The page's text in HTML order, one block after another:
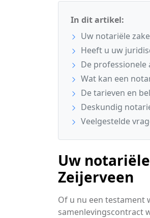
In dit artikel:
Uw notariële
Heeft u uw
De professionele
Wat kan een
De tarieven en
Deskundig
Veelgestelde
Uw
Zeijerveen
Of u nu een testament
samenlevingscontract